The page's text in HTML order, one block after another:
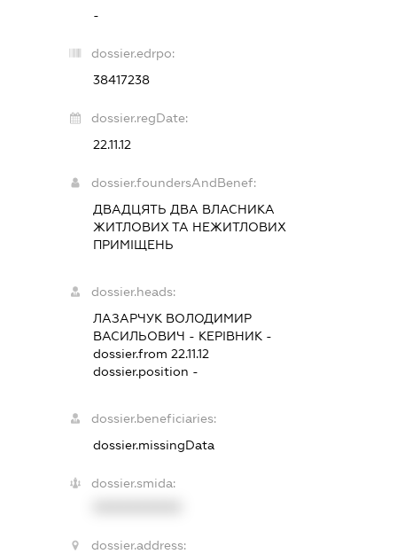
-
dossier.edrpo:
38417238
dossier.regDate:
22.11.12
dossier.foundersAndBenef:
ДВАДЦЯТЬ ДВА ВЛАСНИКА
ЖИТЛОВИХ ТА НЕЖИТЛОВИХ
ПРИМІЩЕНЬ
dossier.heads:
ЛАЗАРЧУК ВОЛОДИМИР
ВАСИЛЬОВИЧ - КЕРІВНИК-
dossier.from 22.11.12
dossier.position -
dossier.beneficiaries:
dossier.missingData
dossier.smida:
dossier.address: